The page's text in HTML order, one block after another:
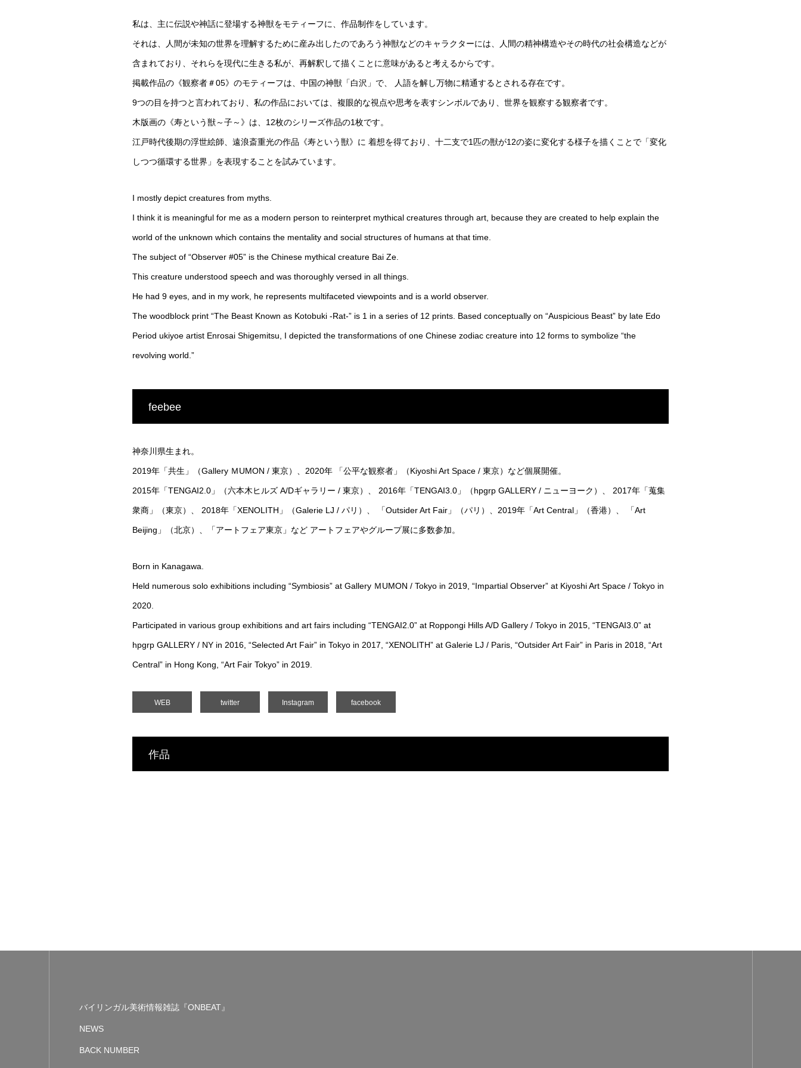
私は、主に伝説や神話に登場する神獣をモティーフに、作品制作をしています。
それは、人間が未知の世界を理解するために産み出したのであろう神獣などのキャラクターには、人間の精神構造やその時代の社会構造などが
含まれており、それらを現代に生きる私が、再解釈して描くことに意味があると考えるからです。
掲載作品の《観察者＃05》のモティーフは、中国の神獣「白沢」で、 人語を解し万物に精通するとされる存在です。
9つの目を持つと言われており、私の作品においては、複眼的な視点や思考を表すシンボルであり、世界を観察する観察者です。
木版画の《寿という獣～子～》は、12枚のシリーズ作品の1枚です。
江戸時代後期の浮世絵師、遠浪斎重光の作品《寿という獣》に 着想を得ており、十二支で1匹の獣が12の姿に変化する様子を描くことで「変化
しつつ循環する世界」を表現することを試みています。
I mostly depict creatures from myths.
I think it is meaningful for me as a modern person to reinterpret mythical creatures through art, because they are created to help explain the
world of the unknown which contains the mentality and social structures of humans at that time.
The subject of “Observer #05” is the Chinese mythical creature Bai Ze.
This creature understood speech and was thoroughly versed in all things.
He had 9 eyes, and in my work, he represents multifaceted viewpoints and is a world observer.
The woodblock print “The Beast Known as Kotobuki -Rat-” is 1 in a series of 12 prints. Based conceptually on “Auspicious Beast” by late Edo
Period ukiyoe artist Enrosai Shigemitsu, I depicted the transformations of one Chinese zodiac creature into 12 forms to symbolize “the
revolving world.”
feebee
神奈川県生まれ。
2019年「共生」（Gallery ＭUMON / 東京）、2020年 「公平な観察者」（Kiyoshi Art Space / 東京）など個展開催。
2015年「TENGAI2.0」（六本木ヒルズ A/Dギャラリー / 東京）、 2016年「TENGAI3.0」（hpgrp GALLERY / ニューヨーク）、 2017年「蒐集
衆商」（東京）、 2018年「XENOLITH」（Galerie LJ / パリ）、 「Outsider Art Fair」（パリ）、2019年「Art Central」（香港）、 「Art
Beijing」（北京）、「アートフェア東京」など アートフェアやグループ展に多数参加。
Born in Kanagawa.
Held numerous solo exhibitions including “Symbiosis” at Gallery ＭUMON / Tokyo in 2019, “Impartial Observer” at Kiyoshi Art Space / Tokyo in
2020.
Participated in various group exhibitions and art fairs including “TENGAI2.0” at Roppongi Hills A/D Gallery / Tokyo in 2015, “TENGAI3.0” at
hpgrp GALLERY / NY in 2016, “Selected Art Fair” in Tokyo in 2017, “XENOLITH” at Galerie LJ / Paris, “Outsider Art Fair” in Paris in 2018, “Art
Central” in Hong Kong, “Art Fair Tokyo” in 2019.
WEB twitter Instagram facebook
作品
バイリンガル美術情報雑誌『ONBEAT』
NEWS
BACK NUMBER